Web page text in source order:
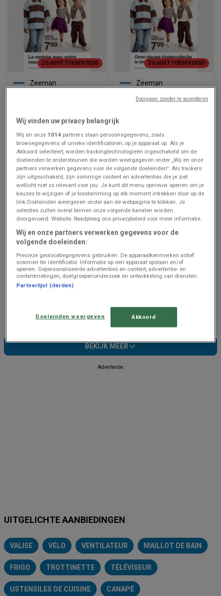
ZOJUIST TOEGEVOEGD
Zeeman
vendredi 7 août 2026.
Prijsgegevens
met 21/8
Gent
ZOJUIST TOEGEVOEGD
Zeeman
Zeeman Week 33-34
vrijdag 21 augustus 2026.
Prijsgegevens
met 21/8
BINNENKORT BESCHIKBAAR
Van Cranenbroek
folder Van Cranenbroek FR
met 29/8
Aldi
Nos meilleures offres pour
geldig tot en
met 21/8
BEKIJK MEER
Advertentie
UITGELICHTE AANBIEDINGEN
VALISE VÉLO VENTILATEUR MAILLOT DE BAIN
FRIGO TROTTINETTE TÉLÉVISEUR
USTENSILES DE CUISINE CANAPÉ
Wij vinden uw privacy belangrijk
Wij en onze 1014 partners slaan persoonsgegevens, zoals
browsegegevens of unieke identificatoren, op je apparaat op. Als je
Akkoord selecteert, worden trackingtechnologieën ingeschakeld om de
doeleinden te ondersteunen die worden weergegeven onder „Wij en onze
partners verwerken gegevens voor de volgende doeleinden”. Als trackers
zijn uitgeschakeld, zijn sommige content en advertenties die je ziet
wellicht niet zo relevant voor jou. Je kunt dit menu opnieuw openen om je
keuzes te wijzigen of je toestemming op elk moment intrekken door op de
link Doeleinden weergeven onder aan de webpagina te klikken. Je
selecties zullen overal binnen onze volgende kanalen worden
doorgevoerd: Website. Raadpleeg ons privacybeleid voor meer informatie.
Wij en onze partners verwerken gegevens voor de
volgende doeleinden:
Precieze geolocatiegegevens gebruiken. De apparaatkenmerken actief
scannen ter identificatie. Informatie op een apparaat opslaan en/of
openen. Gepersonaliseerde advertenties en content, advertentie- en
contentmetingen, doelgroepenonderzoek en ontwikkeling van diensten.
Partnerlijst (derden)
Doeleinden weergeven Akkoord
Doorgaan zonder te accepteren